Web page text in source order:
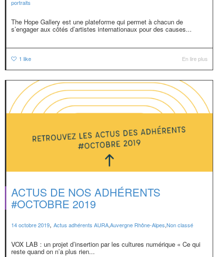
portraits
The Hope Gallery est une plateforme qui permet à chacun de
s’engager aux côtés d’artistes internationaux pour des causes...
1 like En lire plus
ACTUS DE NOS ADHÉRENTS
#OCTOBRE 2019
14 octobre 2019, Actus adhérents AURA,Auvergne Rhône-Alpes,Non classé
VOX LAB : un projet d’insertion par les cultures numérique « Ce qui
reste quand on n’a plus rien...